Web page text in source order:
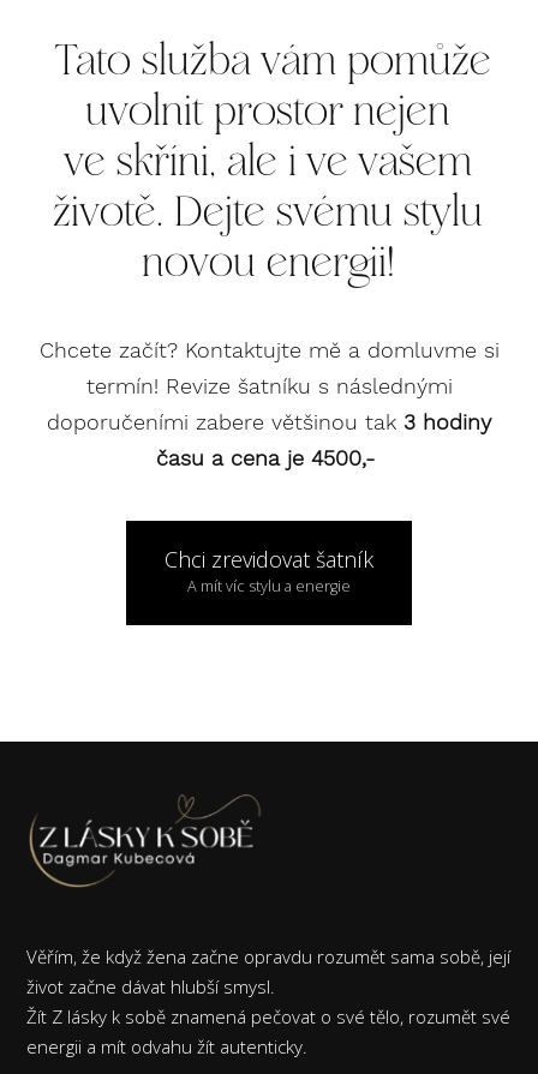
Tato služba vám pomůže
uvolnit prostor nejen
ve skříni, ale i ve vašem
životě. Dejte svému stylu
novou energii!
Chcete začít? Kontaktujte mě a domluvme si
termín! Revize šatníku s následnými
doporučeními zabere většinou tak 3 hodiny
času a cena je 4500,-
Chci zrevidovat šatník
A mít víc stylu a energie
Věřím, že když žena začne opravdu rozumět sama sobě, její
život začne dávat hlubší smysl.
Žít Z lásky k sobě znamená pečovat o své tělo, rozumět své
energii a mít odvahu žít autenticky.